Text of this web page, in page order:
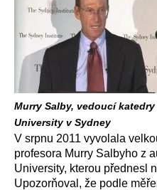
Murry Salby, vedoucí
University v Sydney
V srpnu 2011 vyvolala
profesora Murry Salbyho z
University, kterou přednesl
Upozorňoval, že podle